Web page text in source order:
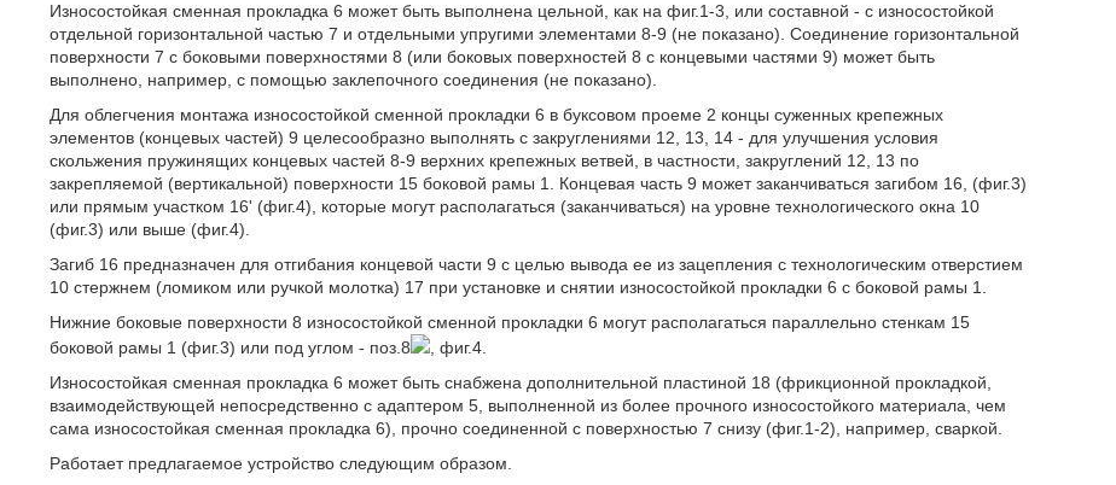
Износостойкая сменная прокладка 6 может быть выполнена цельной, как на фиг.1-3, или составной - с износостойкой
отдельной горизонтальной частью 7 и отдельными упругими элементами 8-9 (не показано). Соединение горизонтальной
поверхности 7 с боковыми поверхностями 8 (или боковых поверхностей 8 с концевыми частями 9) может быть
выполнено, например, с помощью заклепочного соединения (не показано).
Для облегчения монтажа износостойкой сменной прокладки 6 в буксовом проеме 2 концы суженных крепежных
элементов (концевых частей) 9 целесообразно выполнять с закруглениями 12, 13, 14 - для улучшения условия
скольжения пружинящих концевых частей 8-9 верхних крепежных ветвей, в частности, закруглений 12, 13 по
закрепляемой (вертикальной) поверхности 15 боковой рамы 1. Концевая часть 9 может заканчиваться загибом 16, (фиг.3)
или прямым участком 16' (фиг.4), которые могут располагаться (заканчиваться) на уровне технологического окна 10
(фиг.3) или выше (фиг.4).
Загиб 16 предназначен для отгибания концевой части 9 с целью вывода ее из зацепления с технологическим отверстием
10 стержнем (ломиком или ручкой молотка) 17 при установке и снятии износостойкой прокладки 6 с боковой рамы 1.
Нижние боковые поверхности 8 износостойкой сменной прокладки 6 могут располагаться параллельно стенкам 15
боковой рамы 1 (фиг.3) или под углом - поз.8
, фиг.4.
Износостойкая сменная прокладка 6 может быть снабжена дополнительной пластиной 18 (фрикционной прокладкой,
взаимодействующей непосредственно с адаптером 5, выполненной из более прочного износостойкого материала, чем
сама износостойкая сменная прокладка 6), прочно соединенной с поверхностью 7 снизу (фиг.1-2), например, сваркой.
Работает предлагаемое устройство следующим образом.